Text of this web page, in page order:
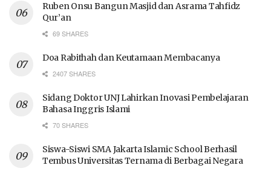
Ruben Onsu Bangun Masjid dan Asrama Tahfidz
Qur’an
69 SHARES
Doa Rabithah dan Keutamaan Membacanya
2407 SHARES
Sidang Doktor UNJ Lahirkan Inovasi Pembelajaran
Bahasa Inggris Islami
70 SHARES
Siswa-Siswi SMA Jakarta Islamic School Berhasil
Tembus Universitas Ternama di Berbagai Negara